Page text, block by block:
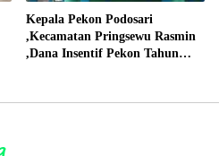
Kepala Pekon Podosari
,Kecamatan Pringsewu Rasmin
,Dana Insentif Pekon Tahun